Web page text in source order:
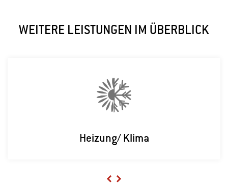
WEITERE LEISTUNGEN IM ÜBERBLICK
Heizung/ Klima
Previous
Next